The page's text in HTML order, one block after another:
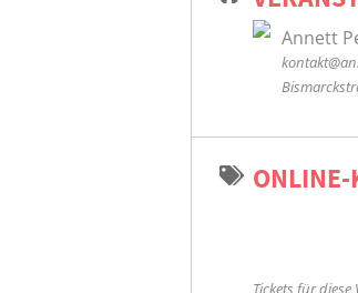
Annett
ONLINE-
Tickets für